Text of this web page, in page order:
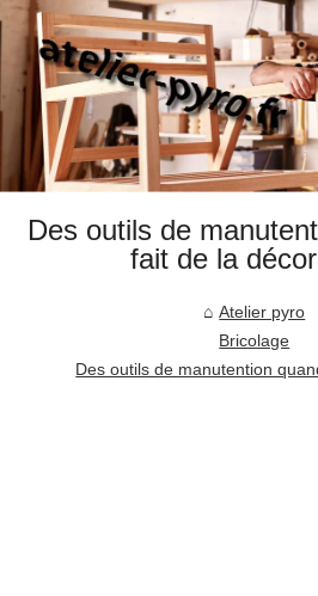
Des outils de
fait de la
Atelier pyro
Bricolage
Des outils de manutention